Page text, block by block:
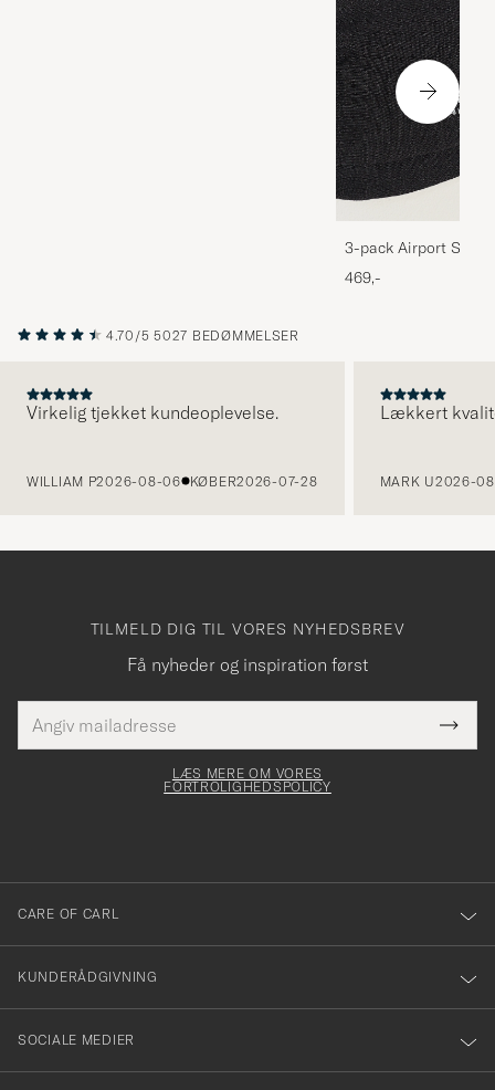
3-pack Airport
Melange
469,-
4.70/5 5027 BEDØMMELSER
Virkelig tjekket kundeoplevelse.
WILLIAM P2026-08-06 KØBER2026-07-28
Lækkert
MARK U2026-
TILMELD DIG TIL VORES NYHEDSBREV
Få nyheder og inspiration først
mailadresse
skal
Tack
för
dig
till
vårt
nyhetsbrev!
LÆS MERE OM VORES
FORTROLIGHEDSPOLICY
CARE OF CARL
KUNDERÅDGIVNING
SOCIALE MEDIER